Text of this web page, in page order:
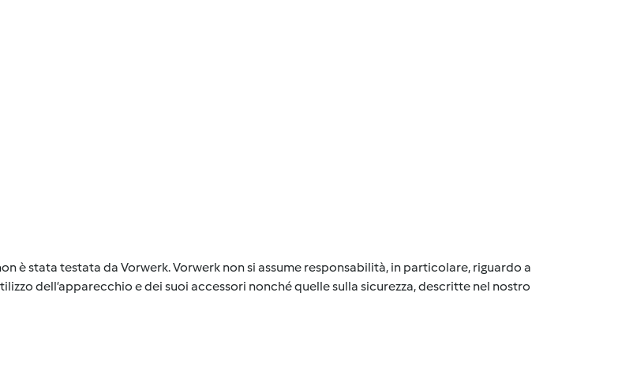
è stata testata da Vorwerk. Vorwerk non si assume responsabilità, in particolare, riguardo a
dell’apparecchio e dei suoi accessori nonché quelle sulla sicurezza, descritte nel nostro